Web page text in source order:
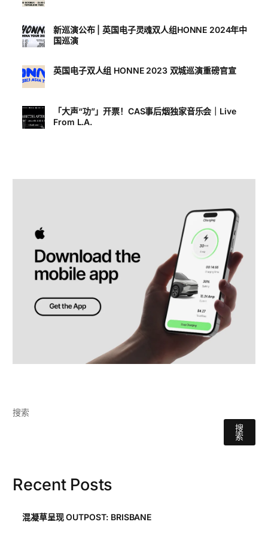
新巡演公布 | 英国电子灵魂双人组HONNE 2024年中
国巡演
英国电子双人组 HONNE 2023 双城巡演重磅官宣
「大声“功”」开票！CAS事后烟独家音乐会｜Live
From L.A.
搜索
搜
索
Recent Posts
混凝草呈现 OUTPOST: BRISBANE